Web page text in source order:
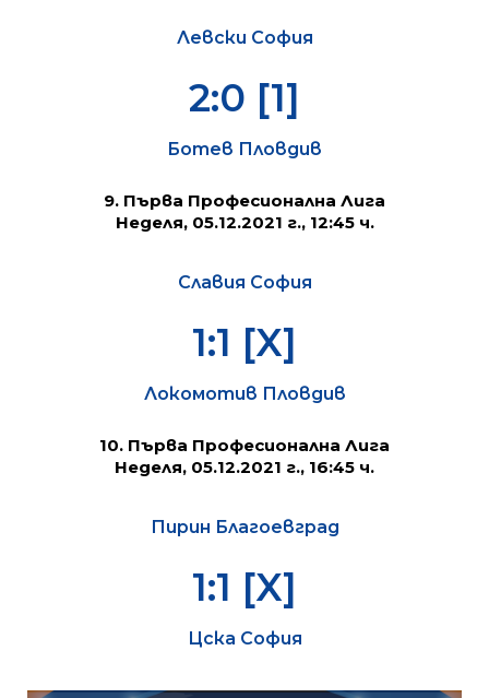
Левски София
2:0 [1]
Ботев Пловдив
9. Първа Професионална Лига
Неделя, 05.12.2021 г., 12:45 ч.
Славия София
1:1 [X]
Локомотив Пловдив
10. Първа Професионална Лига
Неделя, 05.12.2021 г., 16:45 ч.
Пирин Благоевград
1:1 [X]
Цска София